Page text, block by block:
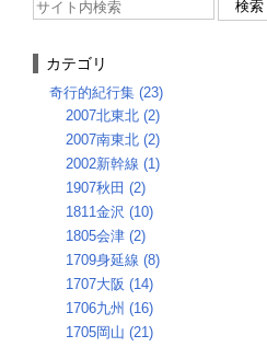
カテゴリ
奇行的紀行集 (23)
2007北東北 (2)
2007南東北 (2)
2002新幹線 (1)
1907秋田 (2)
1811金沢 (10)
1805会津 (2)
1709身延線 (8)
1707大阪 (14)
1706九州 (16)
1705岡山 (21)